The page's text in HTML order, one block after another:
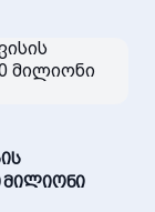
მილიონი